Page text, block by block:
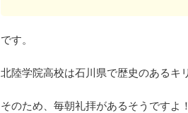
です。
北陸学院高校は石川県で歴史のあるキ
そのため、毎朝礼拝があるそうですよ！